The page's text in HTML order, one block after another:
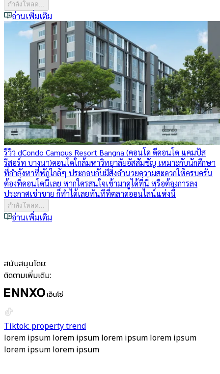
กำลังโหลด...
อ่านเพิ่มเติม
รีวิว dCondo Campus Resort Bangna (คอนโด ดีคอนโด แคมปัส
รีสอร์ท บางนา)คอนโดใกล้มหาวิทยาลัยอัสสัมชัญ เหมาะกับนักศึกษา
ที่กำลังหาที่พักใกล้ๆ ประกอบกับมีสิ่งอำนวยความสะดวกให้ครบครัน
ต้องที่คอนโดนี้เลย หากใครสนใจเข้ามาดูได้ที่นี่ หรือต้องการลง
ประกาศเช่าขาย ก็ทำได้เลยทันทีที่ตลาดออนไลน์แห่งนี้
กำลังโหลด...
อ่านเพิ่มเติม
สนับสนุนโดย:
ติดตามเพิ่มเติม:
Tiktok: property trend
lorem ipsum lorem ipsum lorem ipsum lorem ipsum
lorem ipsum lorem ipsum